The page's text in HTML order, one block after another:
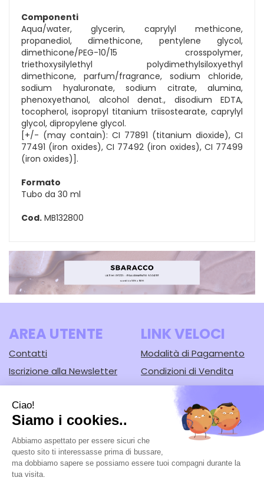
Componenti
Aqua/water, glycerin, caprylyl methicone,
propanediol, dimethicone, pentylene glycol,
dimethicone/PEG-10/15 crosspolymer,
triethoxysilylethyl polydimethylsiloxyethyl
dimethicone, parfum/fragrance, sodium chloride,
sodium hyaluronate, sodium citrate, alumina,
phenoxyethanol, alcohol denat., disodium EDTA,
tocopherol, isopropyl titanium triisostearate, caprylyl
glycol, dipropylene glycol.
[+/- (may contain): CI 77891 (titanium dioxide), CI
77491 (iron oxides), CI 77492 (iron oxides), CI 77499
(iron oxides)].
Formato
Tubo da 30 ml
Cod. MB132800
AREA UTENTE
Contatti
Iscrizione alla Newsletter
Informativa Privacy
Cookie Policy
LINK VELOCI
Modalità di Pagamento
Condizioni di Vendita
Modalità di Spedizione e
Farmacia Lodi srl
- Corso Guercino, 67/b 44042 Cento (FE)